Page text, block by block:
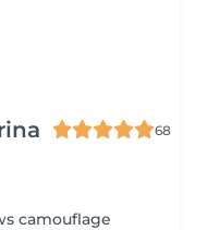
68
camouflage